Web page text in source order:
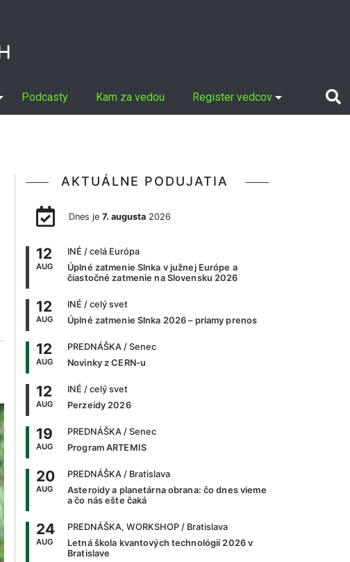
Podcasty Kam za vedou Register vedcov
AKTUÁLNE PODUJATIA
Dnes je 7. augusta2026
12
AUG
INÉ / celá Európa
Úplné zatmenie Slnka v južnej Európe a
čiastočné zatmenie na Slovensku 2026
12
AUG
INÉ / celý svet
Úplné zatmenie Slnka 2026 – priamy prenos
12
AUG
PREDNÁŠKA / Senec
Novinky z CERN-u
12
AUG
INÉ / celý svet
Perzeidy 2026
19
AUG
PREDNÁŠKA / Senec
Program ARTEMIS
20
AUG
PREDNÁŠKA / Bratislava
Asteroidy a planetárna obrana: čo dnes vieme
a čo nás ešte čaká
24
AUG
PREDNÁŠKA, WORKSHOP / Bratislava
Letná škola kvantových technológií 2026 v
Bratislave